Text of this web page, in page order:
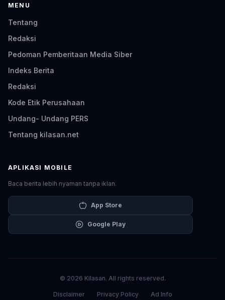
MENU
Tentang
Redaksi
Pedoman Pemberitaan Media Siber
Indeks Berita
Redaksi
Kode Etik Perusahaan
Undang- Undang PERS
Tentang kilasan.net
APLIKASI MOBILE
Baca berita lebih nyaman tanpa iklan.
App Store
Google Play
© 2026 Kilasan. All rights reserved.
Disclaimer Privacy Policy Ad Info